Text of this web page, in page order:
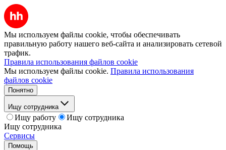
Мы используем файлы cookie, чтобы обеспечивать
правильную работу нашего веб-сайта и анализировать сетевой
трафик.
Правила использования файлов cookie
Мы используем файлы cookie. Правила использования
файлов cookie
Понятно
Ищу сотрудника
Ищу работу
Ищу сотрудника
Ищу сотрудника
Сервисы
Помощь